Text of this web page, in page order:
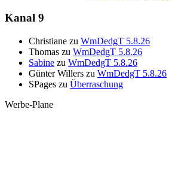
Kanal 9
Christiane zu WmDedgT 5.8.26
Thomas zu WmDedgT 5.8.26
Sabine zu WmDedgT 5.8.26
Günter Willers zu WmDedgT 5.8.26
SPages zu Überraschung
Werbe-Plane